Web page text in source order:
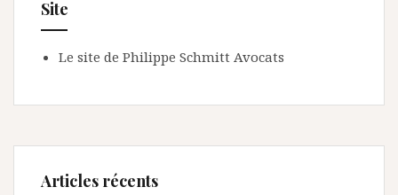
Site
Le site de Philippe Schmitt Avocats
Articles récents